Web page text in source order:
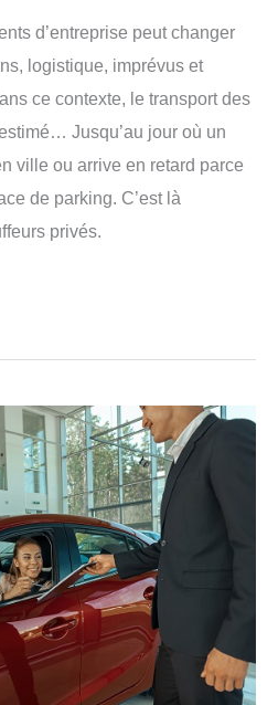
d’entreprise peut changer
logistique, imprévus et
ce contexte, le transport des
Jusqu’au jour où un
ville ou arrive en retard parce
de parking. C’est là
privés.